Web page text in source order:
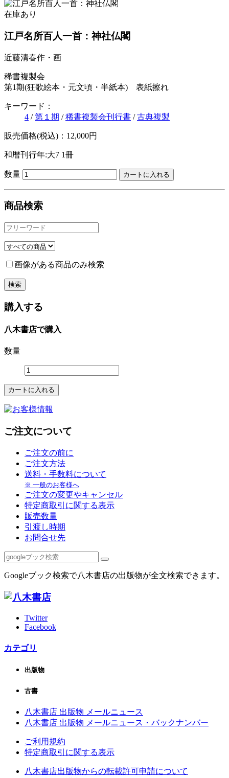
在庫あり
江戸名所百人一首：神社仏閣
近藤清春作・画
稀書複製会
第1期(狂歌絵本・元文頃・半紙本) 表紙擦れ
キーワード：
4 /第１期 /稀書複製会刊行書 /古典複製
販売価格(税込)：12,000円
和暦刊行年:大7 1冊
数量
商品検索
画像がある商品のみ検索
購入する
八木書店で購入
数量
ご注文について
ご注文の前に
ご注文方法
送料・手数料について
※ 一般のお客様へ
ご注文の変更やキャンセル
特定商取引に関する表示
販売数量
引渡し時期
お問合せ先
Googleブック検索で八木書店の出版物が全文検索できます。
Twitter
Facebook
カテゴリ
出版物
古書
八木書店 出版物 メールニュース
八木書店 出版物 メールニュース・バックナンバー
ご利用規約
特定商取引に関する表示
八木書店出版物からの転載許可申請について